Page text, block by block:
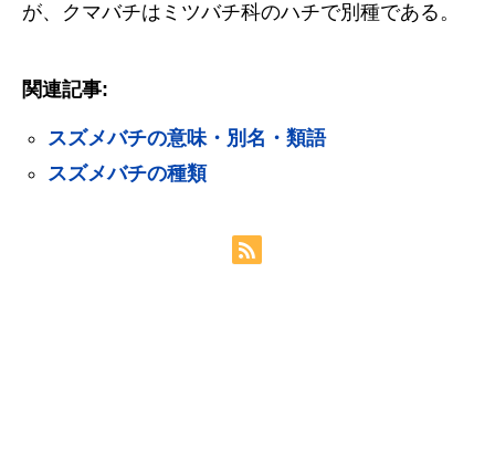
が、クマバチはミツバチ科のハチで別種である。
関連記事:
スズメバチの意味・別名・類語
スズメバチの種類